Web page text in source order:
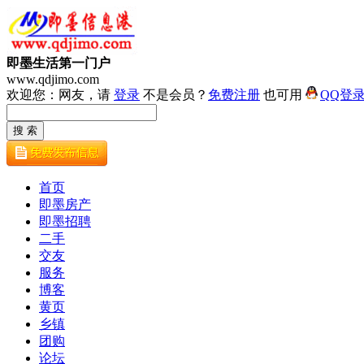
即墨生活第一门户
www.qdjimo.com
欢迎您：网友，请 登录 不是会员？ 免费注册 也可用 QQ登
首页
即墨房产
即墨招聘
二手
交友
服务
博客
黄页
乡镇
团购
论坛